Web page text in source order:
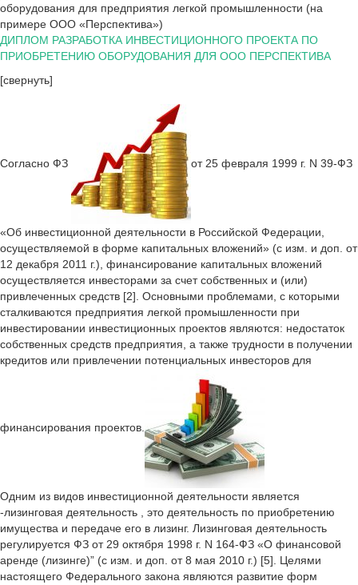
оборудования для предприятия легкой промышленности (на
примере ООО «Перспектива»)
ДИПЛОМ РАЗРАБОТКА ИНВЕСТИЦИОННОГО ПРОЕКТА ПО
ПРИОБРЕТЕНИЮ ОБОРУДОВАНИЯ ДЛЯ ООО ПЕРСПЕКТИВА
[свернуть]
Согласно ФЗ от 25 февраля 1999 г. N 39-ФЗ
«Об инвестиционной деятельности в Российской Федерации,
осуществляемой в форме капитальных вложений» (с изм. и доп. от
12 декабря 2011 г.), финансирование капитальных вложений
осуществляется инвесторами за счет собственных и (или)
привлеченных средств [2]. Основными проблемами, с которыми
сталкиваются предприятия легкой промышленности при
инвестировании инвестиционных проектов являются: недостаток
собственных средств предприятия, а также трудности в получении
кредитов или привлечении потенциальных инвесторов для
финансирования проектов.
Одним из видов инвестиционной деятельности является
-лизинговая деятельность , это деятельность по приобретению
имущества и передаче его в лизинг. Лизинговая деятельность
регулируется ФЗ от 29 октября 1998 г. N 164-ФЗ «О финансовой
аренде (лизинге)” (с изм. и доп. от 8 мая 2010 г.) [5]. Целями
настоящего Федерального закона являются развитие форм